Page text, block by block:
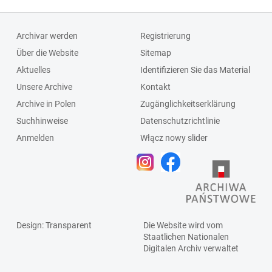
Archivar werden
Über die Website
Aktuelles
Unsere Archive
Archive in Polen
Suchhinweise
Anmelden
Registrierung
Sitemap
Identifizieren Sie das Material
Kontakt
Zugänglichkeitserklärung
Datenschutzrichtlinie
Włącz nowy slider
Design: Transparent
Die Website wird vom
Staatlichen Nationalen
Digitalen Archivverwaltet